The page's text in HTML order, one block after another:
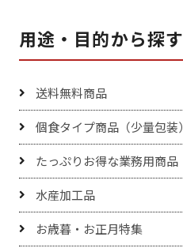
用途・目的から探す
送料無料商品
個食タイプ商品（少量包装）
たっぷりお得な業務用商品
水産加工品
お歳暮・お正月特集